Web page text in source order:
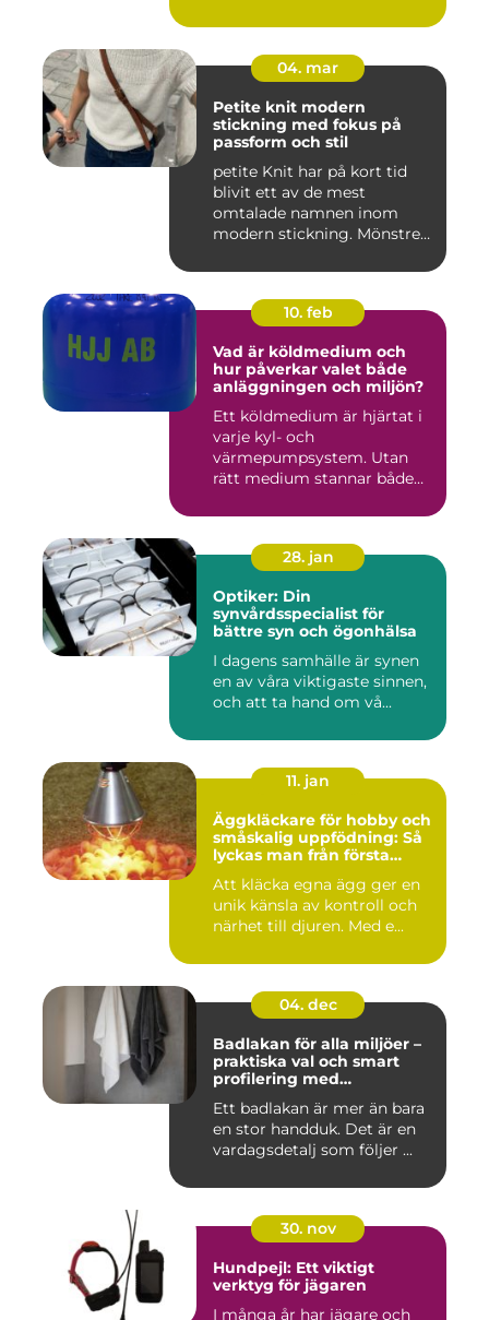
04. mar
Petite knit modern
stickning med fokus på
passform och stil
petite Knit har på kort tid
blivit ett av de mest
omtalade namnen inom
modern stickning. Mönstren
10. feb
Vad är köldmedium och
hur påverkar valet både
anläggningen och miljön?
Ett köldmedium är hjärtat i
varje kyl- och
värmepumpsystem. Utan
rätt medium stannar både
28. jan
Optiker: Din
synvårdsspecialist för
bättre syn och ögonhälsa
I dagens samhälle är synen
en av våra viktigaste sinnen,
och att ta hand om vå...
11. jan
Äggkläckare för hobby och
småskalig uppfödning: Så
lyckas man från första
Att kläcka egna ägg ger en
unik känsla av kontroll och
närhet till djuren. Med e...
04. dec
Badlakan för alla miljöer –
praktiska val och smart
profilering med
Ett badlakan är mer än bara
en stor handduk. Det är en
vardagsdetalj som följer ...
30. nov
Hundpejl: Ett viktigt
verktyg för jägaren
I många år har jägare och